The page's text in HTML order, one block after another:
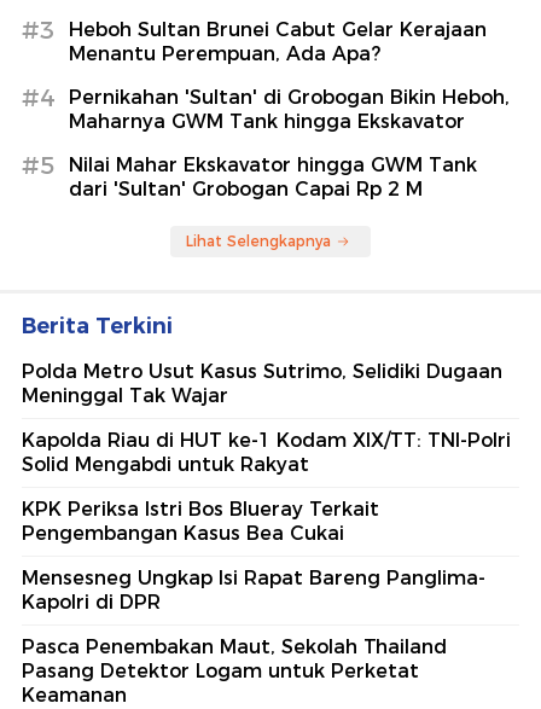
#3
Heboh Sultan Brunei Cabut Gelar Kerajaan
Menantu Perempuan, Ada Apa?
#4
Pernikahan 'Sultan' di Grobogan Bikin Heboh,
Maharnya GWM Tank hingga Ekskavator
#5
Nilai Mahar Ekskavator hingga GWM Tank
dari 'Sultan' Grobogan Capai Rp 2 M
Lihat Selengkapnya
Berita Terkini
Polda Metro Usut Kasus Sutrimo, Selidiki Dugaan
Meninggal Tak Wajar
Kapolda Riau di HUT ke-1 Kodam XIX/TT: TNI-Polri
Solid Mengabdi untuk Rakyat
KPK Periksa Istri Bos Blueray Terkait
Pengembangan Kasus Bea Cukai
Mensesneg Ungkap Isi Rapat Bareng Panglima-
Kapolri di DPR
Pasca Penembakan Maut, Sekolah Thailand
Pasang Detektor Logam untuk Perketat
Keamanan